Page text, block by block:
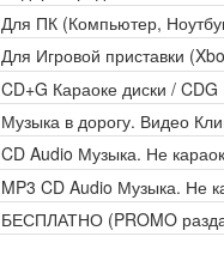
Для ПК (Компьютер,
Для Игровой приставки
CD+G Караоке диски / CDG
Музыка в дорогу. Видео
CD Audio Музыка. Не
MP3 CD Audio Музыка. Не
БЕСПЛАТНО (PROMO